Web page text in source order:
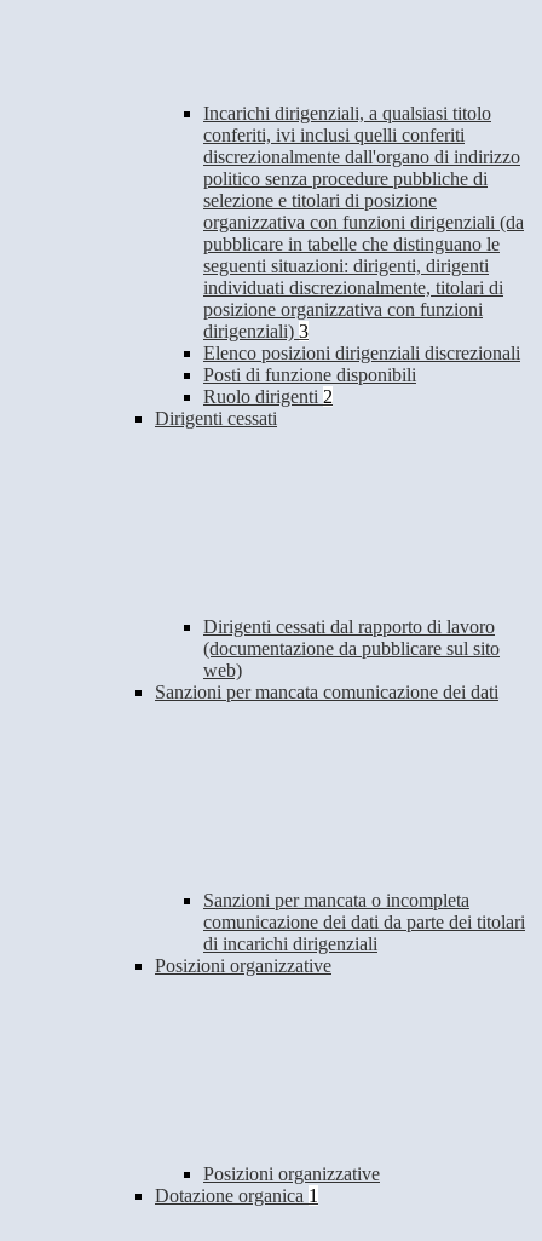
Incarichi dirigenziali, a qualsiasi titolo
conferiti, ivi inclusi quelli conferiti
discrezionalmente dall'organo di indirizzo
politico senza procedure pubbliche di
selezione e titolari di posizione
organizzativa con funzioni dirigenziali (da
pubblicare in tabelle che distinguano le
seguenti situazioni: dirigenti, dirigenti
individuati discrezionalmente, titolari di
posizione organizzativa con funzioni
dirigenziali) 3
Elenco posizioni dirigenziali discrezionali
Posti di funzione disponibili
Ruolo dirigenti 2
Dirigenti cessati
Dirigenti cessati dal rapporto di lavoro
(documentazione da pubblicare sul sito
web)
Sanzioni per mancata comunicazione dei dati
Sanzioni per mancata o incompleta
comunicazione dei dati da parte dei titolari
di incarichi dirigenziali
Posizioni organizzative
Posizioni organizzative
Dotazione organica 1